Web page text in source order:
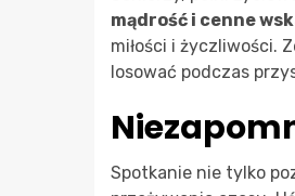
mądrość i cenne
miłości i życzliwości.
losować podczas
Spotkanie nie tylko